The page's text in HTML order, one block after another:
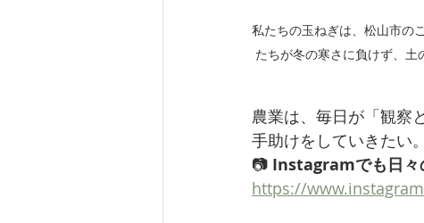
私たちの玉ねぎは、松山市の
たちが冬の寒さに負けず、
農業は、毎日が「観察
手助けをしていきたい
📷 Instagramでも日々
https://